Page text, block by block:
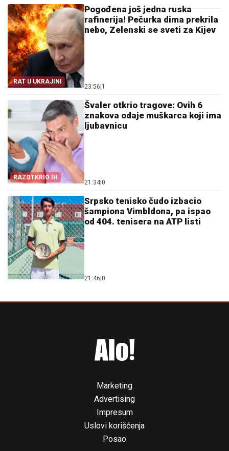
RAT U UKRAJINI
Pogođena još jedna ruska
rafinerija! Pečurka dima prekrila
nebo, Zelenski se sveti za Kijev
23:56 1
RAZOTKRIO IH
Švaler otkrio tragove: Ovih 6
znakova odaje muškarca koji ima
ljubavnicu
21:34 0
Srpsko tenisko čudo izbacio
šampiona Vimbldona, pa ispao
od 404. tenisera na ATP listi
21:46 0
Marketing
Advertising
Impresum
Uslovi korišćenja
Posao